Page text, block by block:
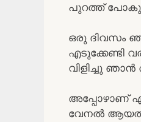
പുറത്ത്
ഒരു ദിവസം
എടുക്കേണ്ടി
വിളിച്ചു
അപ്പോഴാണ്
വേനൽ ആയത്